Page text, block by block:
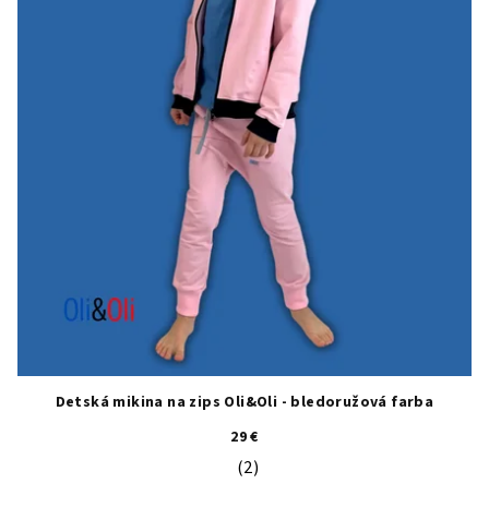
Detská mikina na zips Oli&Oli - bledoružová farba
29 €
Priemerné hodnotenie produktu
(2)